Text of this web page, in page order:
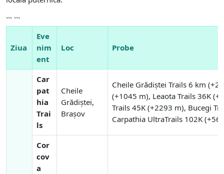
``` ```
Ziua
Eve
nim
ent
Loc Probe
Car
pat
hia
Trai
ls
Cheile
Grădiștei,
Brașov
Cheile Grădiștei Trails 6 km
(+1045 m), Leaota Trails 36K
Trails 45K (+2293 m), Bucegi
Carpathia UltraTrails 102K
Cor
cov
a